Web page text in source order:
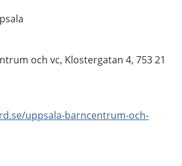
och vc, Klostergatan 4, 753 21
uppsala-barncentrum-och-